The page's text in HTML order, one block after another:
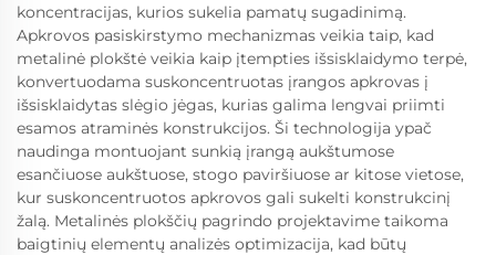
koncentracijas, kurios sukelia pamatų sugadinimą.
Apkrovos pasiskirstymo mechanizmas veikia taip, kad
metalinė plokštė veikia kaip įtempties išsisklaidymo terpė,
konvertuodama suskoncentruotas įrangos apkrovas į
išsisklaidytas slėgio jėgas, kurias galima lengvai priimti
esamos atraminės konstrukcijos. Ši technologija ypač
naudinga montuojant sunkią įrangą aukštumose
esančiuose aukštuose, stogo paviršiuose ar kitose vietose,
kur suskoncentruotos apkrovos gali sukelti konstrukcinį
žalą. Metalinės plokščių pagrindo projektavime taikoma
baigtinių elementų analizės optimizacija, kad būtų